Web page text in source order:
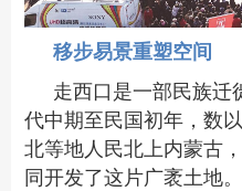
移步易景重塑空间
走西口是一部民族迁
代中期至民国初年，数
北等地人民北上内蒙古
同开发了这片广袤土地